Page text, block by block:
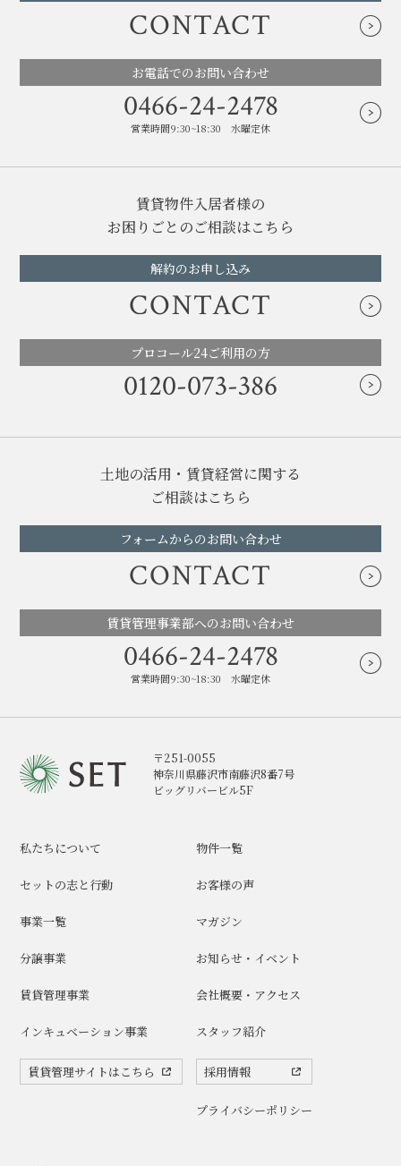
CONTACT
お電話でのお問い合わせ
0466-24-2478
営業時間9:30~18:30 水曜定休
賃貸物件入居者様の
お困りごとのご相談はこちら
解約のお申し込み
CONTACT
プロコール24ご利用の方
0120-073-386
土地の活用・賃貸経営に関する
ご相談はこちら
フォームからのお問い合わせ
CONTACT
賃貸管理事業部へのお問い合わせ
0466-24-2478
営業時間9:30~18:30 水曜定休
〒251-0055
神奈川県藤沢市南藤沢8番7号
ビッグリバービル5F
私たちについて
セットの志と行動
事業一覧
分譲事業
賃貸管理事業
インキュベーション事業
賃貸管理サイトはこちら
物件一覧
お客様の声
マガジン
お知らせ・イベント
会社概要・アクセス
スタッフ紹介
採用情報
プライバシーポリシー